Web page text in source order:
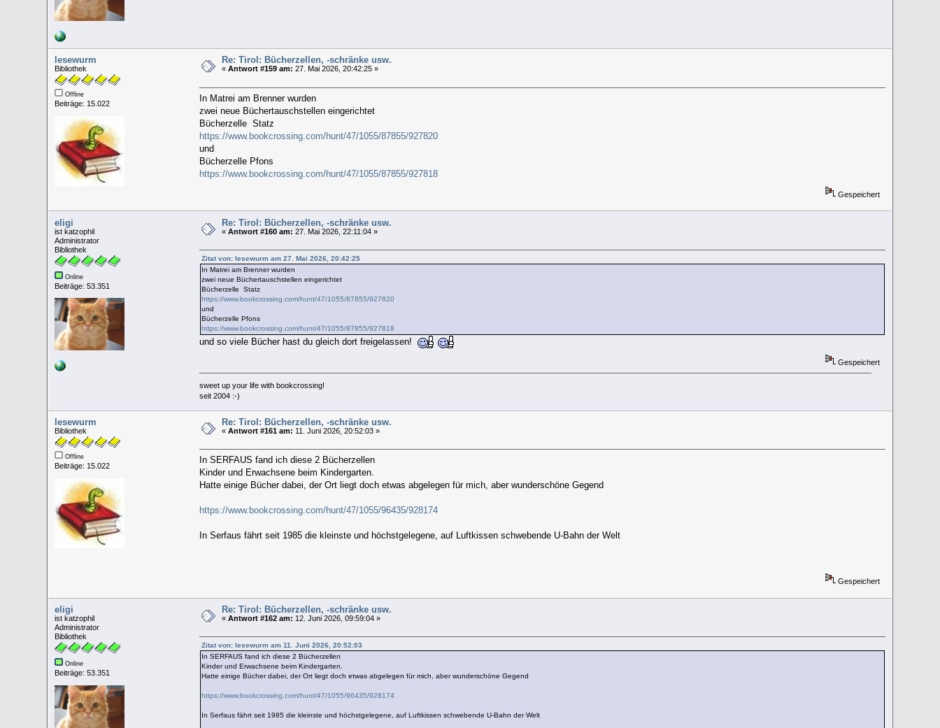
lesewurm
Bibliothek
Offline
Beiträge: 15.022
Re: Tirol: Bücherzellen, -schränke usw.
«Antwort #159 am: 27. Mai 2026, 20:42:25 »
In Matrei am Brenner wurden
zwei neue Büchertauschstellen eingerichtet
Bücherzelle Statz
https://www.bookcrossing.com/hunt/47/1055/87855/927820
und
Bücherzelle Pfons
https://www.bookcrossing.com/hunt/47/1055/87855/927818
Gespeichert
eligi
ist katzophil
Administrator
Bibliothek
Online
Beiträge: 53.351
Re: Tirol: Bücherzellen, -schränke usw.
«Antwort #160 am: 27. Mai 2026, 22:11:04 »
Zitat von: lesewurm am 27. Mai 2026, 20:42:25
In Matrei am Brenner wurden
zwei neue Büchertauschstellen eingerichtet
Bücherzelle Statz
https://www.bookcrossing.com/hunt/47/1055/87855/927820
und
Bücherzelle Pfons
https://www.bookcrossing.com/hunt/47/1055/87855/927818
und so viele Bücher hast du gleich dort freigelassen!
Gespeichert
sweet up your life with bookcrossing!
seit 2004 :-)
lesewurm
Bibliothek
Offline
Beiträge: 15.022
Re: Tirol: Bücherzellen, -schränke usw.
«Antwort #161 am: 11. Juni 2026, 20:52:03 »
In SERFAUS fand ich diese 2 Bücherzellen
Kinder und Erwachsene beim Kindergarten.
Hatte einige Bücher dabei, der Ort liegt doch etwas abgelegen für mich, aber wunderschöne Gegend
https://www.bookcrossing.com/hunt/47/1055/96435/928174
In Serfaus fährt seit 1985 die kleinste und höchstgelegene, auf Luftkissen schwebende U-Bahn der Welt
Gespeichert
eligi
ist katzophil
Administrator
Bibliothek
Online
Beiträge: 53.351
Re: Tirol: Bücherzellen, -schränke usw.
«Antwort #162 am: 12. Juni 2026, 09:59:04 »
Zitat von: lesewurm am 11. Juni 2026, 20:52:03
In SERFAUS fand ich diese 2 Bücherzellen
Kinder und Erwachsene beim Kindergarten.
Hatte einige Bücher dabei, der Ort liegt doch etwas abgelegen für mich, aber wunderschöne Gegend
https://www.bookcrossing.com/hunt/47/1055/96435/928174
In Serfaus fährt seit 1985 die kleinste und höchstgelegene, auf Luftkissen schwebende U-Bahn der Welt